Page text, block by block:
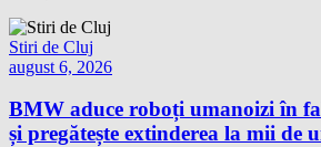
Stiri de Cluj
august 6, 2026
BMW aduce roboți umanoizi în
și pregătește extinderea la mii de